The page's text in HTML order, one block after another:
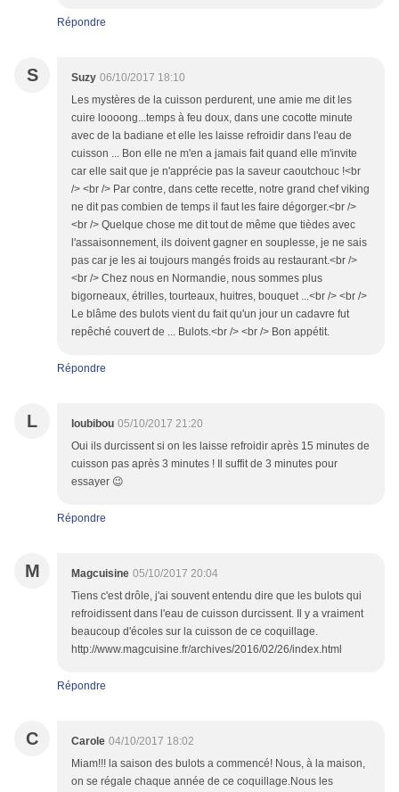
Répondre
S Suzy 06/10/2017 18:10
Les mystères de la cuisson perdurent, une amie me dit les
cuire loooong...temps à feu doux, dans une cocotte minute
avec de la badiane et elle les laisse refroidir dans l'eau de
cuisson ... Bon elle ne m'en a jamais fait quand elle m'invite
car elle sait que je n'apprécie pas la saveur caoutchouc !<br
/> <br /> Par contre, dans cette recette, notre grand chef viking
ne dit pas combien de temps il faut les faire dégorger.<br />
<br /> Quelque chose me dit tout de même que tièdes avec
l'assaisonnement, ils doivent gagner en souplesse, je ne sais
pas car je les ai toujours mangés froids au restaurant.<br />
<br /> Chez nous en Normandie, nous sommes plus
bigorneaux, étrilles, tourteaux, huitres, bouquet ...<br /> <br />
Le blâme des bulots vient du fait qu'un jour un cadavre fut
repêché couvert de ... Bulots.<br /> <br /> Bon appétit.
Répondre
L loubibou 05/10/2017 21:20
Oui ils durcissent si on les laisse refroidir après 15 minutes de
cuisson pas après 3 minutes ! Il suffit de 3 minutes pour
essayer 😉
Répondre
M Magcuisine 05/10/2017 20:04
Tiens c'est drôle, j'ai souvent entendu dire que les bulots qui
refroidissent dans l'eau de cuisson durcissent. Il y a vraiment
beaucoup d'écoles sur la cuisson de ce coquillage.
http://www.magcuisine.fr/archives/2016/02/26/index.html
Répondre
C Carole 04/10/2017 18:02
Miam!!! la saison des bulots a commencé! Nous, à la maison,
on se régale chaque année de ce coquillage.Nous les